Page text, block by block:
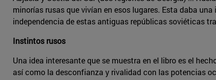
minorías rusas que vivían en esos lugares. Esta daba
independencia de estas antiguas repúblicas soviéticas
Instintos rusos
Una idea interesante que se muestra en el libro es el
así como la desconfianza y rivalidad con las potencias